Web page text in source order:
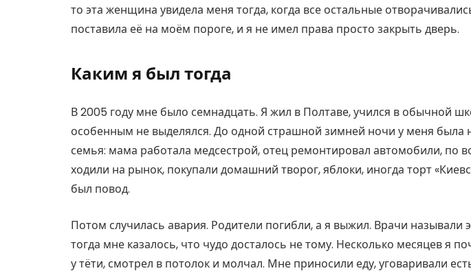
то эта женщина увидела меня тогда, когда все остальные
поставила её на моём пороге, и я не имел права просто закрыть дверь.
Каким я был тогда
В 2005 году мне было семнадцать. Я жил в Полтаве, учился в обычной
особенным не выделялся. До одной страшной зимней ночи у меня была
семья: мама работала медсестрой, отец ремонтировал автомобили, по
ходили на рынок, покупали домашний творог, яблоки, иногда торт
был повод.
Потом случилась авария. Родители погибли, а я выжил. Врачи называли
тогда мне казалось, что чудо досталось не тому. Несколько месяцев я
у тёти, смотрел в потолок и молчал. Мне приносили еду, уговаривали